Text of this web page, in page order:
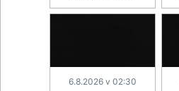
6.8.2026 v 02:30